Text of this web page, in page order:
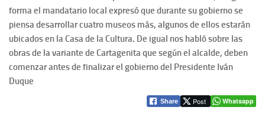
forma el mandatario local expresó que durante su gobierno se
piensa desarrollar cuatro museos más, algunos de ellos estarán
ubicados en la Casa de la Cultura. De igual nos habló sobre las
obras de la variante de Cartagenita que según el alcalde, deben
comenzar antes de finalizar el gobierno del Presidente Iván
Duque
Share Post Whatsapp